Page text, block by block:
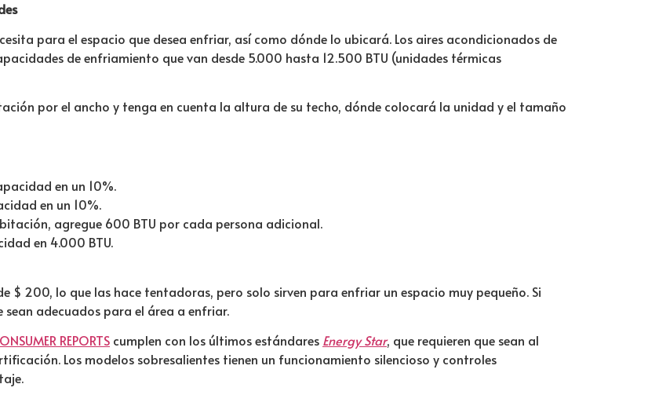
para el espacio que desea enfriar, así como dónde lo ubicará. Los aires acondicionados de
de enfriamiento que van desde 5.000 hasta 12.500 BTU (unidades térmicas
por el ancho y tenga en cuenta la altura de su techo, dónde colocará la unidad y el tamaño
en un 10%.
en un 10%.
agregue 600 BTU por cada persona adicional.
en 4.000 BTU.
$ 200, lo que las hace tentadoras, pero solo sirven para enfriar un espacio muy pequeño. Si
adecuados para el área a enfriar.
REPORTS cumplen con los últimos estándares Energy Star, que requieren que sean al
Los modelos sobresalientes tienen un funcionamiento silencioso y controles